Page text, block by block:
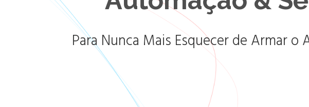
Para Nunca Mais Esquecer de Armar